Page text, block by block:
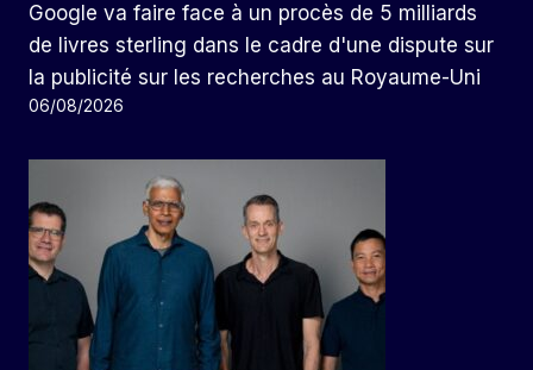
Google va faire face à un procès de 5 milliards
de livres sterling dans le cadre d'une dispute sur
la publicité sur les recherches au Royaume-Uni
06/08/2026